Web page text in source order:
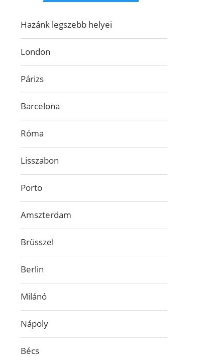
Hazánk legszebb helyei
London
Párizs
Barcelona
Róma
Lisszabon
Porto
Amszterdam
Brüsszel
Berlin
Milánó
Nápoly
Bécs